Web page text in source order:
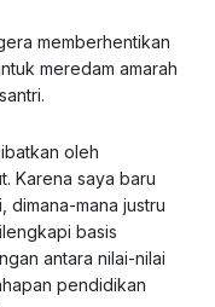
memberhentikan
meredam amarah
oleh
Karena saya baru
dimana-mana justru
basis
antara nilai-nilai
pendidikan